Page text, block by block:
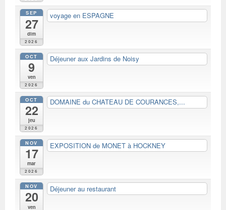
SEP
27
dim
2026
voyage en ESPAGNE
OCT
9
ven
2026
Déjeuner aux Jardins de Noisy
OCT
22
jeu
2026
DOMAINE du CHATEAU DE COURANCES,...
NOV
17
mar
2026
EXPOSITION de MONET à HOCKNEY
NOV
20
ven
Déjeuner au restaurant